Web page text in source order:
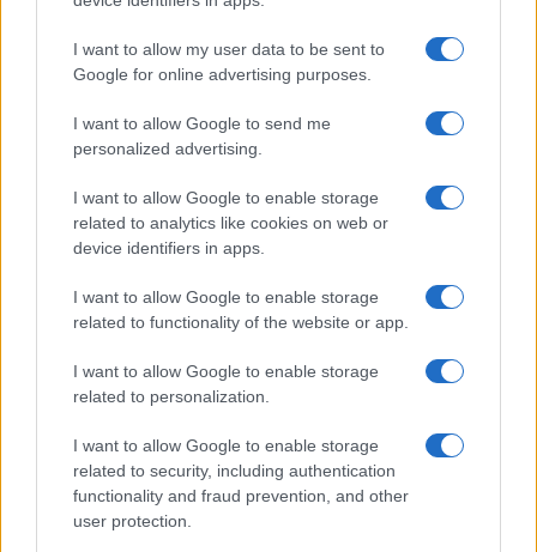
I want to allow my user data to be sent to
Google for online advertising purposes.
I want to allow Google to send me
personalized advertising.
I want to allow Google to enable storage
related to analytics like cookies on web or
device identifiers in apps.
I want to allow Google to enable storage
related to functionality of the website or app.
I want to allow Google to enable storage
related to personalization.
I want to allow Google to enable storage
related to security, including authentication
functionality and fraud prevention, and other
user protection.
Ricevi le nostre ultime news
F
a
ce
b
o
o
T
w
it
te
r
Pi
n
te
re
st
W
h
at
s
A
p
S
h
re
Articolo precedente
NOTIZIE RECENTI